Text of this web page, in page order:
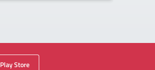
Play Store